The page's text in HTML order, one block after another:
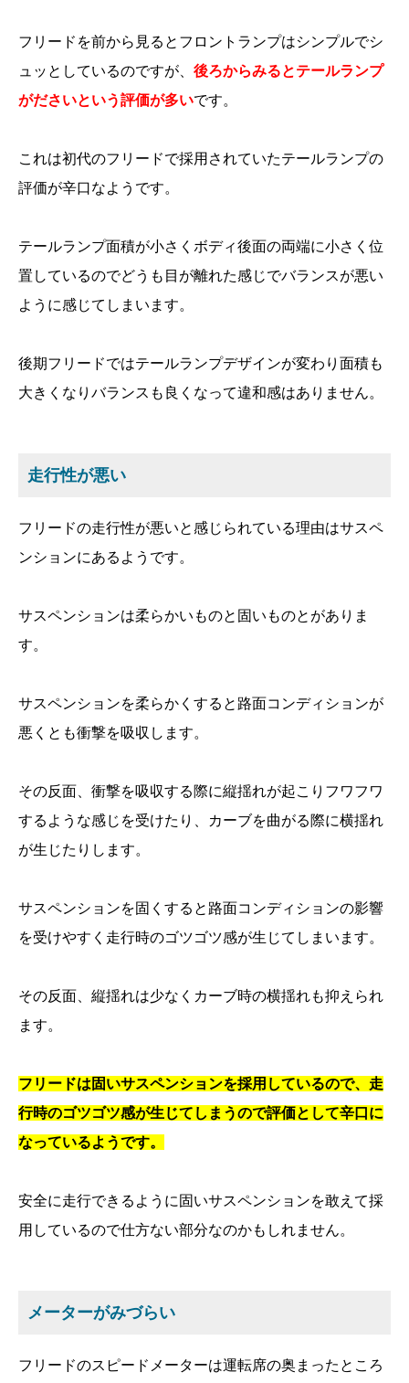
フリードを前から見るとフロントランプはシンプルでシ
ュッとしているのですが、 後ろからみるとテールランプ
がださいという評価が多いです。
これは初代のフリードで採用されていたテールランプの
評価が辛口なようです。
テールランプ面積が小さくボディ後面の両端に小さく位
置しているのでどうも目が離れた感じでバランスが悪い
ように感じてしまいます。
後期フリードではテールランプデザインが変わり面積も
大きくなりバランスも良くなって違和感はありません。
走行性が悪い
フリードの走行性が悪いと感じられている理由はサスペ
ンションにあるようです。
サスペンションは柔らかいものと固いものとがありま
す。
サスペンションを柔らかくすると路面コンディションが
悪くとも衝撃を吸収します。
その反面、衝撃を吸収する際に縦揺れが起こりフワフワ
するような感じを受けたり、カーブを曲がる際に横揺れ
が生じたりします。
サスペンションを固くすると路面コンディションの影響
を受けやすく走行時のゴツゴツ感が生じてしまいます。
その反面、縦揺れは少なくカーブ時の横揺れも抑えられ
ます。
フリードは固いサスペンションを採用しているので、走
行時のゴツゴツ感が生じてしまうので評価として辛口に
なっているようです。
安全に走行できるように固いサスペンションを敢えて採
用しているので仕方ない部分なのかもしれません。
メーターがみづらい
フリードのスピードメーターは運転席の奥まったところ